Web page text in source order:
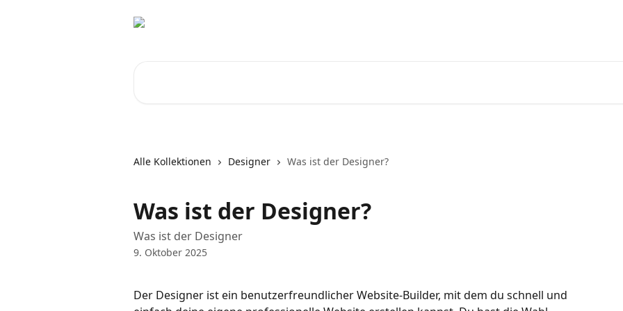
Alle Kollektionen Designer Was ist der Designer?
Was ist der Designer?
Was ist der Designer
9. Oktober 2025
Der Designer ist ein benutzerfreundlicher Website-Builder, mit dem du schnell und